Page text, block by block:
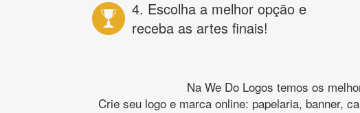
4. Escolha a melhor opção e
receba as artes finais!
Na We Do Logos temos os
Crie seu logo e marca online: papelaria, banner,